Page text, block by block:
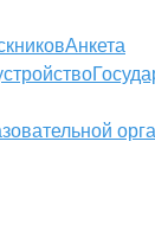
Анкета